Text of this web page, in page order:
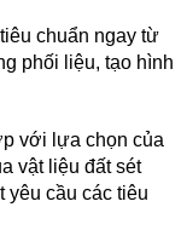
chuẩn ngay từ
phối liệu, tạo hình
với lựa chọn của
vật liệu đất sét
yêu cầu các tiêu